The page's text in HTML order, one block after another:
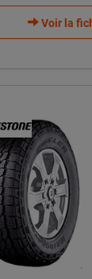
Voir la